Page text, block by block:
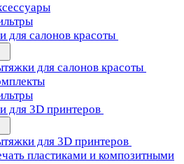
для салонов красоты
для салонов красоты
для 3D принтеров
для 3D принтеров
пластиками и композитными